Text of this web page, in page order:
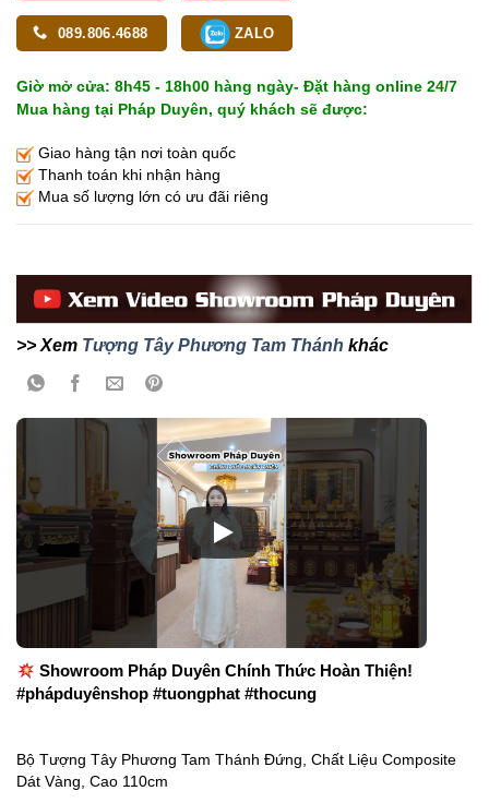
089.806.4688 ZALO
Giờ mở cửa: 8h45 - 18h00 hàng ngày- Đặt hàng online 24/7
Mua hàng tại Pháp Duyên, quý khách sẽ được:
Giao hàng tận nơi toàn quốc
Thanh toán khi nhận hàng
Mua số lượng lớn có ưu đãi riêng
>> Xem Tượng Tây Phương Tam Thánh khác
Showroom Pháp Duyên Chính Thức Hoàn Thiện!
#phápduyênshop #tuongphat #thocung
Bộ Tượng Tây Phương Tam Thánh Đứng, Chất Liệu Composite
Dát Vàng, Cao 110cm